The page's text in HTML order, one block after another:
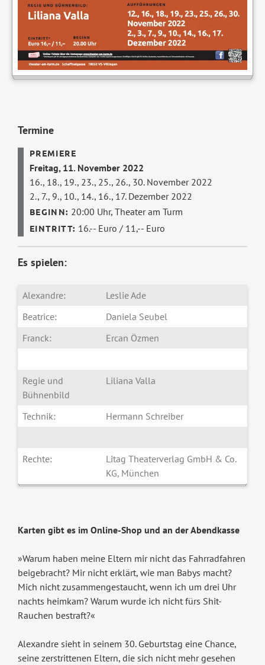
Termine
Freitag, 11. November 2022
16., 18., 19., 23., 25., 26., 30. November 2022
2., 7., 9., 10., 14., 16., 17. Dezember 2022
20:00 Uhr,Theater am Turm
16.-- Euro / 11,-- Euro
Es spielen:
Alexandre:
Leslie Ade
Beatrice:
Daniela Seubel
Franck:
Ercan Özmen
Regie und
Bühnenbild
Liliana Valla
Technik: Hermann Schreiber
Rechte:
Litag Theaterverlag GmbH & Co.
KG, München
Karten gibt es im Online-Shop und an der Abendkasse
»Warum haben meine Eltern mir nicht das Fahrradfahren
beigebracht? Mir nicht erklärt, wie man Babys macht?
Mich nicht zusammengestaucht, wenn ich um drei Uhr
nachts heimkam? Warum wurde ich nicht fürs Shit-
Rauchen bestraft?«
Alexandre sieht in seinem 30. Geburtstag eine Chance,
seine zerstrittenen Eltern, die sich nicht mehr gesehen